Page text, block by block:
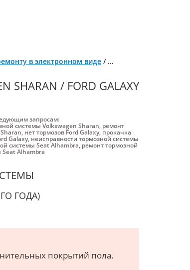
в электронном виде / ...
/ FORD GALAXY
запросам:
системы Volkswagen Sharan, ремонт
, нет тормозов Ford Galaxy, прокачка
Galaxy, неисправности тормозной системы
системы Seat Alhambra, ремонт тормозной
Alhambra
ГОДА)
покрытий пола.